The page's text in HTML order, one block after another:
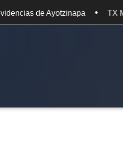
• TX Morena respalda